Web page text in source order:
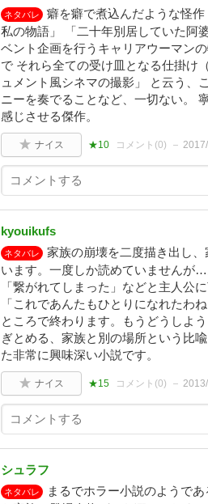
ネタバレ
癖を癖で煮込んだような怪
私の物語」 「二十年別居していた阿
ベント企画を行うキャリアウーマン
で それら全ての受け皿となる仕掛け
ュメント風シネマの撮影」 と云う、
ニーを奏でることなど、一切ない。
感じさせる傑作。
ナイス ★10 コメント(0)
kyouikufs
ネタバレ
家族の崩壊を二度描き出し
います。一度しか読めていませんが
「繋がれてしまった」などと主人公
「これであんたもひとりになれたわ
ところで終わります。もうどうしよ
ぎとめる、家族と別の場所という比
た非常に興味深い小説です。
ナイス ★15 コメント(0)
シュラフ
ネタバレ
まるでホラー小説のようで